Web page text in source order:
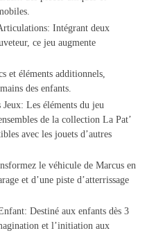
Intégrant deux
ce jeu augmente
et éléments additionnels,
des enfants.
Les éléments du jeu
de la collection La Pat’
avec les jouets d’autres
le véhicule de Marcus en
et d’une piste d’atterrissage
Destiné aux enfants dès 3
et l’initiation aux